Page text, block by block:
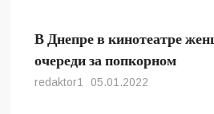
В Днепре в кинотеатре
очереди за попкорном
redaktor1 05.01.2022